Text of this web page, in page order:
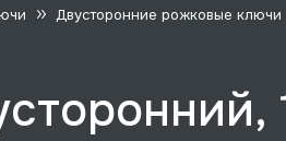
Двусторонние рожковые ключи